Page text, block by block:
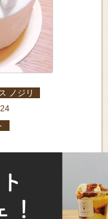
ノジリ